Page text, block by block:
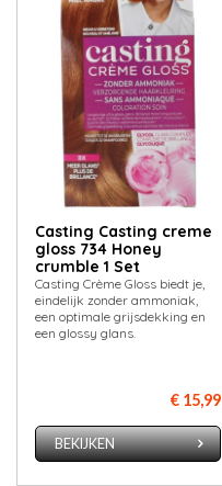
Casting Casting creme
gloss 734 Honey
crumble 1 Set
Casting Crème Gloss biedt je,
eindelijk zonder ammoniak,
een optimale grijsdekking en
een glossy glans.
€ 15,99
BEKIJKEN